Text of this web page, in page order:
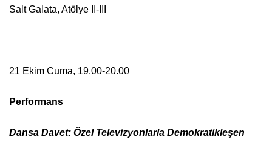
Salt Galata, Atölye II-III
21 Ekim Cuma, 19.00-20.00
Performans
Dansa Davet: Özel Televizyonlarla Demokratikleşen